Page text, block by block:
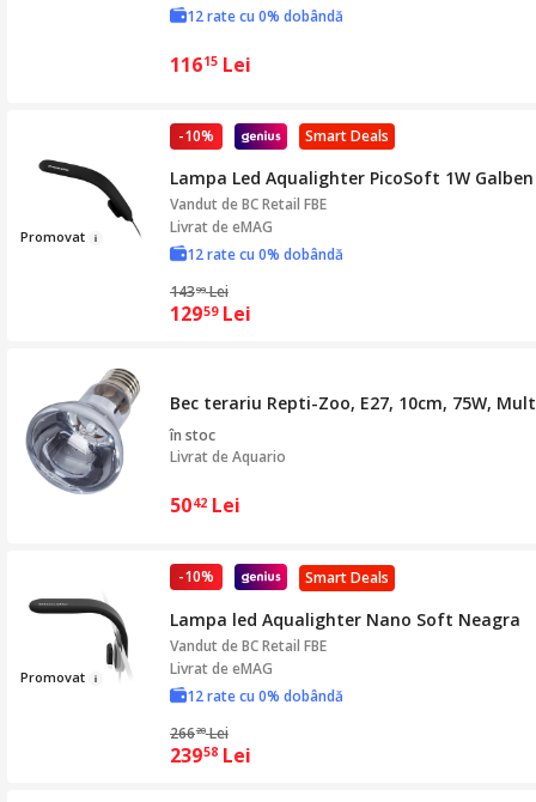
12 rate cu 0% dobândă
11615 Lei
Promovat
Smart Deals
-10%
Lampa Led Aqualighter PicoSoft 1W Galben
Vandut deBC Retail FBE
Livrat de eMAG
12 rate cu 0% dobândă
14399 Lei
12959 Lei
Bec terariu Repti-Zoo, E27, 10cm, 75W,
în stoc
Livrat deAquario
5042 Lei
Promovat
Smart Deals
-10%
Lampa led Aqualighter Nano Soft Neagra
Vandut deBC Retail FBE
Livrat de eMAG
12 rate cu 0% dobândă
26620 Lei
23958 Lei